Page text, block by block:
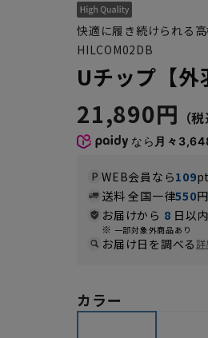
快適に履き続けられる
HILCOM02DB
Uチップ【外
21,890円
なら 月々
WEB会員なら109
送料 全国一律550
お届けから 8 日以
一部対象外商品あり
お届け日を調べる詳
カラー